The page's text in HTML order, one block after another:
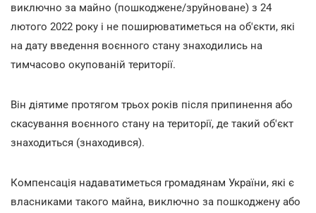
виключно за майно (пошкоджене/зруйноване) з 24
лютого 2022 року і не поширюватиметься на об'єкти, які
на дату введення воєнного стану знаходились на
тимчасово окупованій території.
Він діятиме протягом трьох років після припинення або
скасування воєнного стану на території, де такий об'єкт
знаходиться (знаходився).
Компенсація надаватиметься громадянам України, які є
власниками такого майна, виключно за пошкоджену або